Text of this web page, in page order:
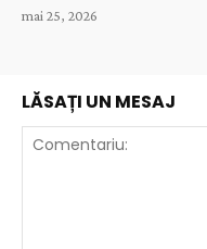
mai 25, 2026
LĂSAȚI UN MESAJ